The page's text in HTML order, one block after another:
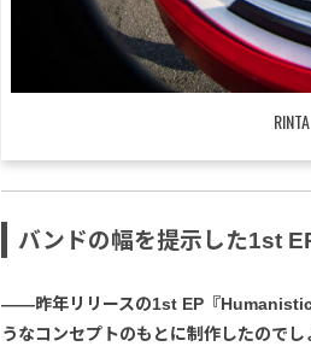
バンドの幅を提示した1st
――昨年リリースの1st EP『
うなコンセプトのもとに制作したのでし